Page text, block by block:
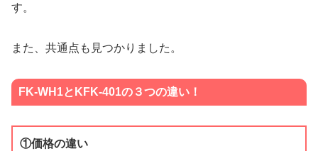
す。
また、共通点も見つかりました。
FK-WH1とKFK-401の３つの違い！
①価格の違い